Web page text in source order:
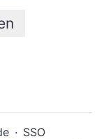
· SSO